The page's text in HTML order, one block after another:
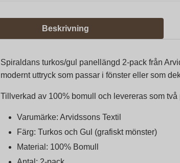
Beskrivning
Spiraldans turkos/gul panellängd 2-pack från
modernt uttryck som passar i fönster eller som
Tillverkad av 100% bomull och levereras som
Varumärke: Arvidssons Textil
Färg: Turkos och Gul (grafiskt mönster)
Material: 100% Bomull